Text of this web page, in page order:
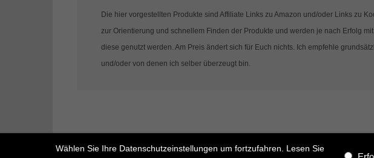
Die hier vorgestellten Produkte sind Affiliate Links zu Amazon und/oder Links zu
zur Orientierung und schnellem Finden der Produkte und werden je nach Erfolg
diese genutzt werden. Am Preis ändert sich für Euch nichts. Ich empfehle
und/oder von denen ich selber überzeugt bin.
Wählen Sie Ihre Datenschutzeinstellungen um fortzufahren. Lesen Sie